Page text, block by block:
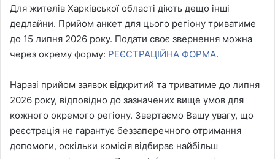
Для жителів Харківської області діють дещо інші
дедлайни. Прийом анкет для цього регіону триватиме
до 15 липня 2026 року. Подати своє звернення можна
через окрему форму: РЕЄСТРАЦІЙНА ФОРМА.
Наразі прийом заявок відкритий та триватиме до липня
2026 року, відповідно до зазначених вище умов для
кожного окремого регіону. Звертаємо Вашу увагу, що
реєстрація не гарантує беззаперечного отримання
допомоги, оскільки комісія відбирає найбільш